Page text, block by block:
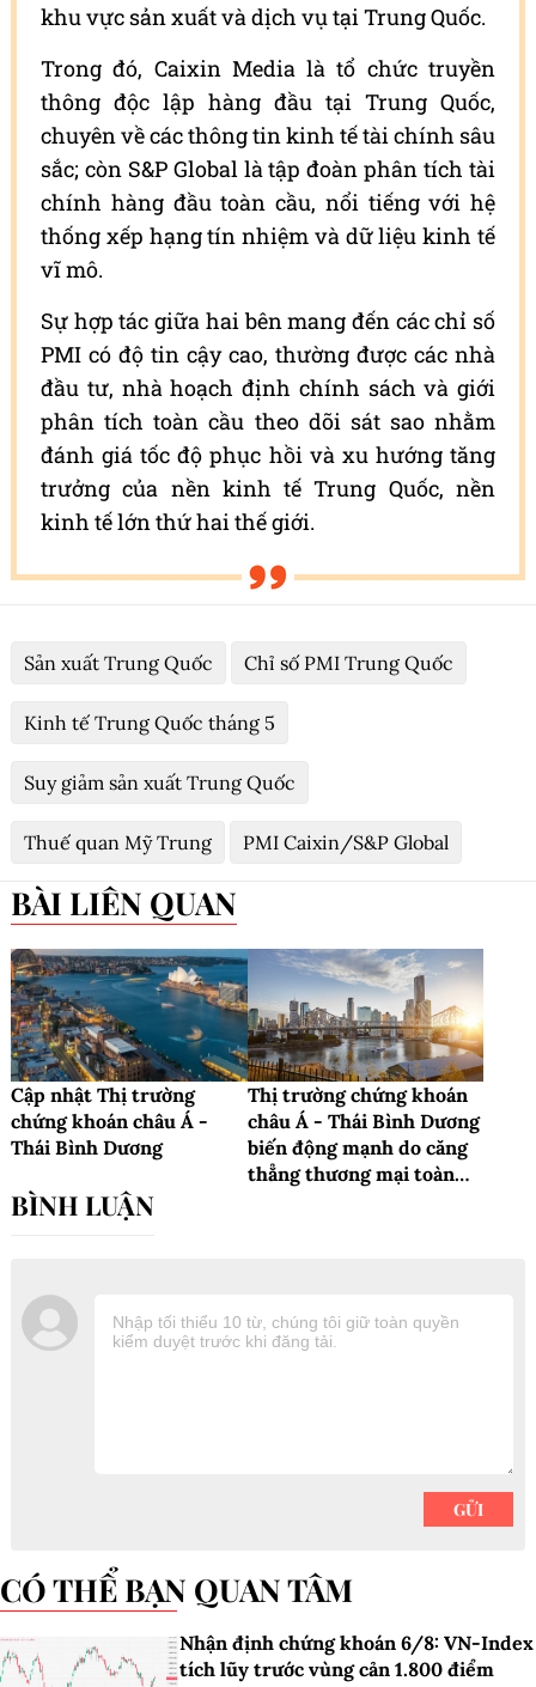
khu vực sản xuất và dịch vụ tại Trung Quốc.
Trong đó, Caixin Media là tổ chức truyền
thông độc lập hàng đầu tại Trung Quốc,
chuyên về các thông tin kinh tế tài chính sâu
sắc; còn S&P Global là tập đoàn phân tích tài
chính hàng đầu toàn cầu, nổi tiếng với hệ
thống xếp hạng tín nhiệm và dữ liệu kinh tế
vĩ mô.
Sự hợp tác giữa hai bên mang đến các chỉ số
PMI có độ tin cậy cao, thường được các nhà
đầu tư, nhà hoạch định chính sách và giới
phân tích toàn cầu theo dõi sát sao nhằm
đánh giá tốc độ phục hồi và xu hướng tăng
trưởng của nền kinh tế Trung Quốc, nền
kinh tế lớn thứ hai thế giới.
Sản xuất Trung Quốc Chỉ số PMI Trung Quốc
Kinh tế Trung Quốc tháng 5
Suy giảm sản xuất Trung Quốc
Thuế quan Mỹ Trung PMI Caixin/S&P Global
BÀI LIÊN QUAN
Cập nhật Thị trường
chứng khoán châu Á -
Thái Bình Dương
Thị trường chứng khoán
châu Á - Thái Bình Dương
biến động mạnh do căng
thẳng thương mại toàn
CÓ THỂ BẠN QUAN TÂM
Nhận định chứng khoán 6/8: VN-Index
tích lũy trước vùng cản 1.800 điểm